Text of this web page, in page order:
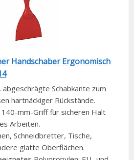
Handschaber Ergonomisch
Schabkante zum
hartnäckiger Rückstände.
mm-Griff für sicheren Halt
Arbeiten.
Schneidbretter, Tische,
glatte Oberflächen.